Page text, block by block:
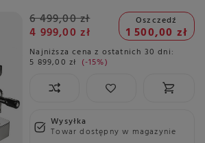
6 499,00 zł
4 999,00 zł
Oszczedź
1 500,00 zł
Najniższa cena z ostatnich 30 dni:
5 899,00 zł -15%
Wysyłka
Towar dostępny w magazynie